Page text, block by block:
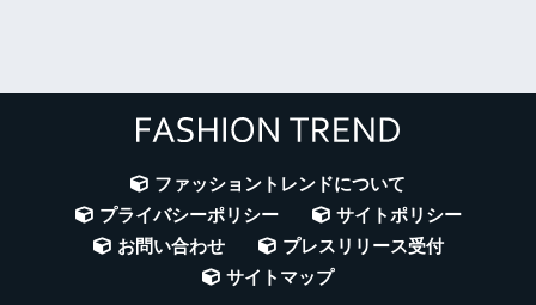
ファッショントレンドについて
プライバシーポリシー
サイトポリシー
お問い合わせ
プレスリリース受付
サイトマップ